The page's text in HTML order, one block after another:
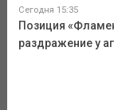
Сегодня 15:35
Позиция
раздражение у